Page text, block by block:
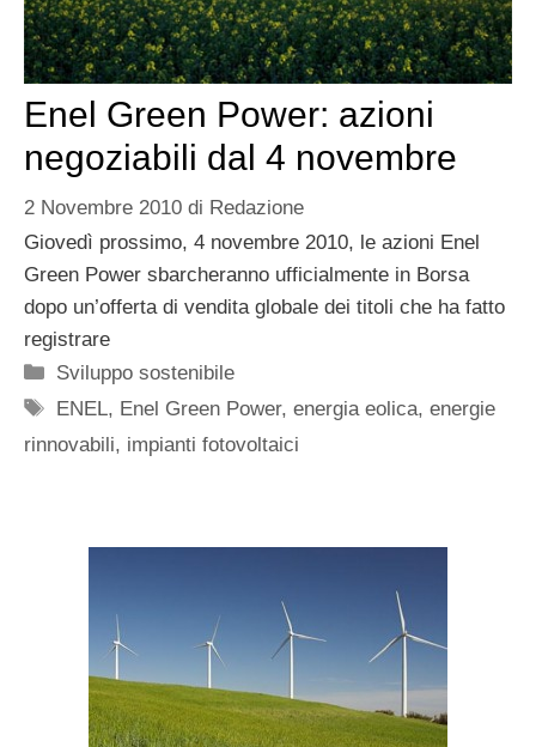
Enel Green Power: azioni
negoziabili dal 4 novembre
2 Novembre 2010 di Redazione
Giovedì prossimo, 4 novembre 2010, le azioni Enel
Green Power sbarcheranno ufficialmente in Borsa
dopo un’offerta di vendita globale dei titoli che ha fatto
registrare
Categorie
Sviluppo sostenibile
Tag
ENEL, Enel Green Power,energia eolica,energie
rinnovabili, impianti fotovoltaici